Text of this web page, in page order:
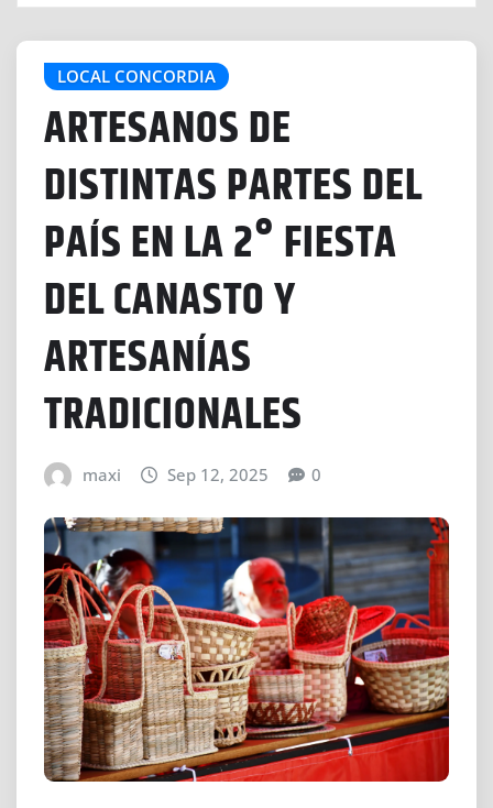
LOCAL CONCORDIA
ARTESANOS DE
DISTINTAS PARTES DEL
PAÍS EN LA 2° FIESTA
DEL CANASTO Y
ARTESANÍAS
TRADICIONALES
maxi Sep 12, 2025 0